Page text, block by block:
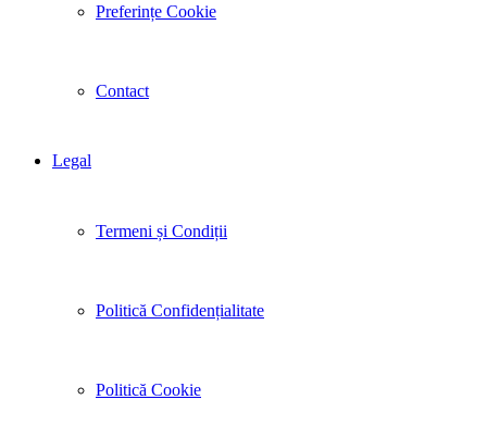
Preferințe Cookie
Contact
Legal
Termeni și Condiții
Politică Confidențialitate
Politică Cookie